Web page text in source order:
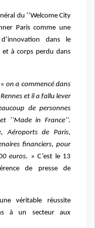
du ‘’Welcome City
Paris comme une
dans le
et à corps perdu dans
on a commencé dans
et il a fallu lever
de personnes
‘’Made in France’’.
Aéroports de Paris,
financiers, pour
euros. » C’est le 13
de presse de
véritable réussite
à un secteur aux